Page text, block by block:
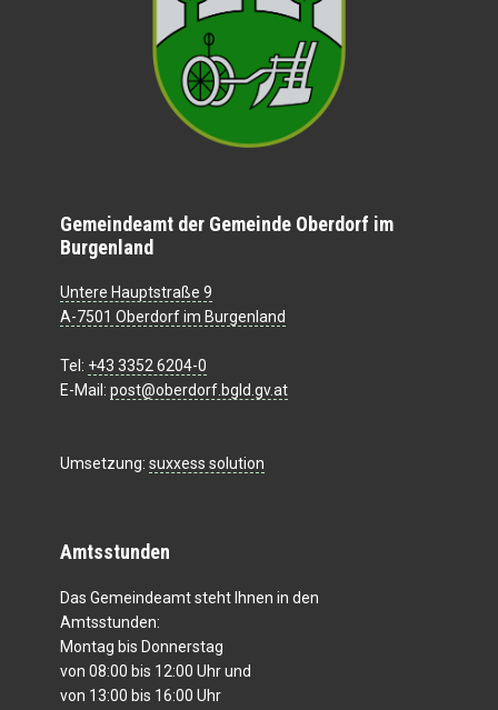
Gemeindeamt der Gemeinde Oberdorf im
Burgenland
Untere Hauptstraße 9
A-7501 Oberdorf im Burgenland
Tel: +43 3352 6204-0
E-Mail: post@oberdorf.bgld.gv.at
Umsetzung: suxxess solution
Amtsstunden
Das Gemeindeamt steht Ihnen in den
Amtsstunden:
Montag bis Donnerstag
von 08:00 bis 12:00 Uhr und
von 13:00 bis 16:00 Uhr